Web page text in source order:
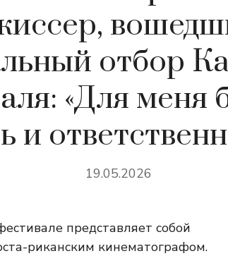
отбор
«Для меня
и
19.05.2026
представляет собой
риканским кинематографом.